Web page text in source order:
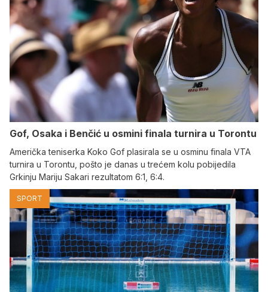
Gof, Osaka i Benčić u osmini finala turnira u Torontu
Američka teniserka Koko Gof plasirala se u osminu finala VTA
turnira u Torontu, pošto je danas u trećem kolu pobijedila
Grkinju Mariju Sakari rezultatom 6:1, 6:4.
SPORT